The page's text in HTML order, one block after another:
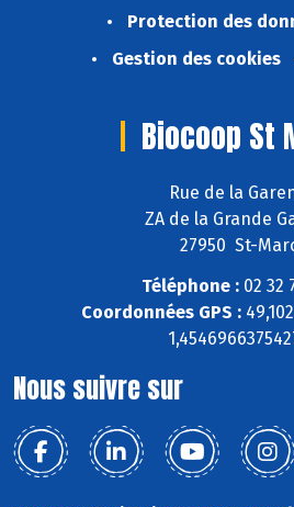
Protection des
Gestion des cookies
Biocoop St
Rue de la
ZA de la Grande
27950 St-
Téléphone :02 32
Coordonnées GPS :
Nous suivre sur